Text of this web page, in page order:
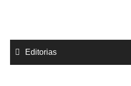
Editorias